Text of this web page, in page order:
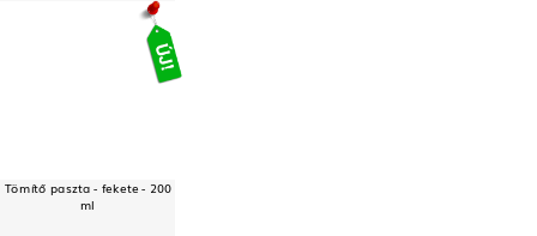
Tömítő paszta - fekete - 200
ml